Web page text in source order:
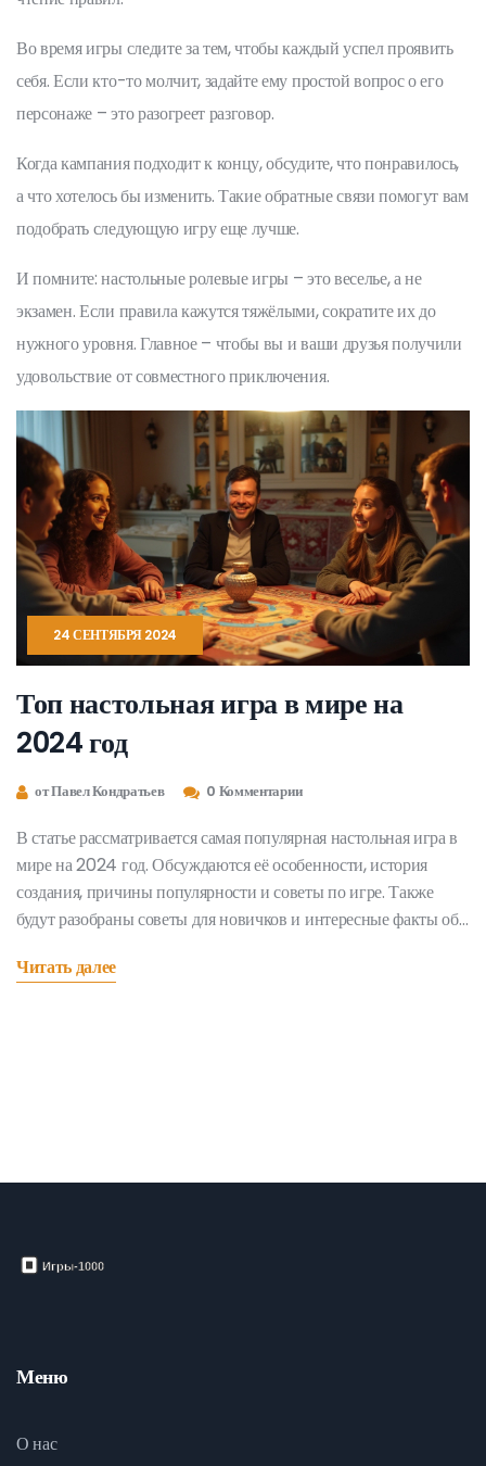
Во время игры следите за тем, чтобы каждый успел проявить
себя. Если кто-то молчит, задайте ему простой вопрос о его
персонаже – это разогреет разговор.
Когда кампания подходит к концу, обсудите, что понравилось,
а что хотелось бы изменить. Такие обратные связи помогут вам
подобрать следующую игру еще лучше.
И помните: настольные ролевые игры – это веселье, а не
экзамен. Если правила кажутся тяжёлыми, сократите их до
нужного уровня. Главное – чтобы вы и ваши друзья получили
удовольствие от совместного приключения.
24 СЕНТЯБРЯ 2024
Топ настольная игра в мире на
2024 год
от Павел Кондратьев 0 Комментарии
В статье рассматривается самая популярная настольная игра в
мире на 2024 год. Обсуждаются её особенности, история
создания, причины популярности и советы по игре. Также
будут разобраны советы для новичков и интересные факты об
Читать далее
Меню
О нас